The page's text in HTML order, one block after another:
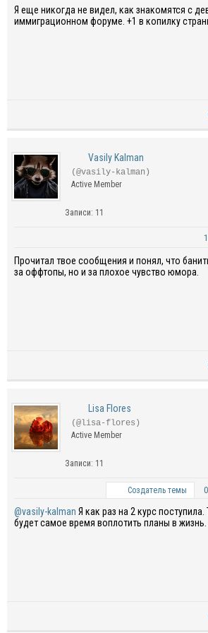
Я еще никогда не видел, как знакомятся с
иммиграционном форуме. +1 в копилку
Vasily Kalman
(@vasily-kalman)
Active Member
Записи: 11
Прочитал твое сообщения и понял, что
за оффтопы, но и за плохое чувство юмора.
Lisa Flores
(@lisa-flores)
Active Member
Записи: 11
Создатель темы
@vasily-kalman Я как раз на 2 курс поступила.
будетсамое время воплотить планы в жизнь.